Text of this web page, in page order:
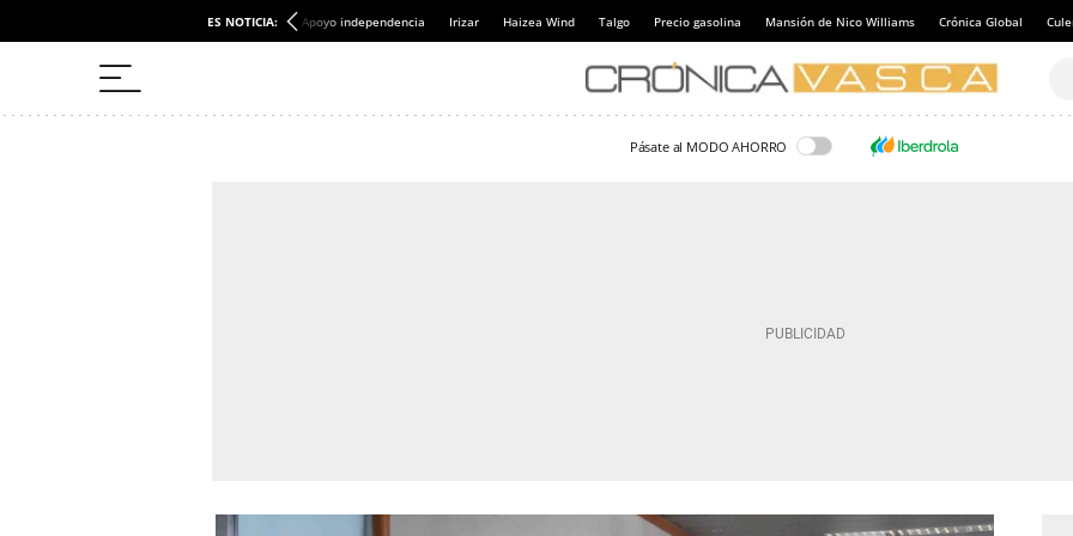
ES NOTICIA: Apoyo independencia Irizar Haizea Wind Talgo Precio gasolina Mansión de Nico Williams Crónica Global
Pásate al MODO AHORRO